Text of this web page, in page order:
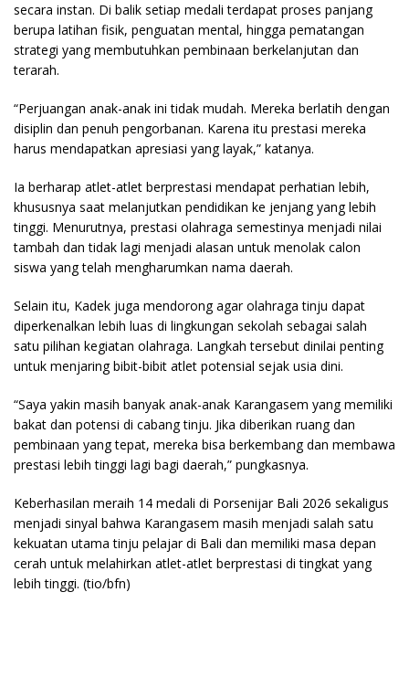
secara instan. Di balik setiap medali terdapat proses panjang
berupa latihan fisik, penguatan mental, hingga pematangan
strategi yang membutuhkan pembinaan berkelanjutan dan
terarah.
“Perjuangan anak-anak ini tidak mudah. Mereka berlatih dengan
disiplin dan penuh pengorbanan. Karena itu prestasi mereka
harus mendapatkan apresiasi yang layak,” katanya.
Ia berharap atlet-atlet berprestasi mendapat perhatian lebih,
khususnya saat melanjutkan pendidikan ke jenjang yang lebih
tinggi. Menurutnya, prestasi olahraga semestinya menjadi nilai
tambah dan tidak lagi menjadi alasan untuk menolak calon
siswa yang telah mengharumkan nama daerah.
Selain itu, Kadek juga mendorong agar olahraga tinju dapat
diperkenalkan lebih luas di lingkungan sekolah sebagai salah
satu pilihan kegiatan olahraga. Langkah tersebut dinilai penting
untuk menjaring bibit-bibit atlet potensial sejak usia dini.
“Saya yakin masih banyak anak-anak Karangasem yang memiliki
bakat dan potensi di cabang tinju. Jika diberikan ruang dan
pembinaan yang tepat, mereka bisa berkembang dan membawa
prestasi lebih tinggi lagi bagi daerah,” pungkasnya.
Keberhasilan meraih 14 medali di Porsenijar Bali 2026 sekaligus
menjadi sinyal bahwa Karangasem masih menjadi salah satu
kekuatan utama tinju pelajar di Bali dan memiliki masa depan
cerah untuk melahirkan atlet-atlet berprestasi di tingkat yang
lebih tinggi. (tio/bfn)